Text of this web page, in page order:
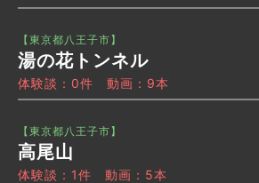
【東京都八王子市】
湯の花トンネル
体験談：0件 動画：9本
【東京都八王子市】
高尾山
体験談：1件 動画：5本